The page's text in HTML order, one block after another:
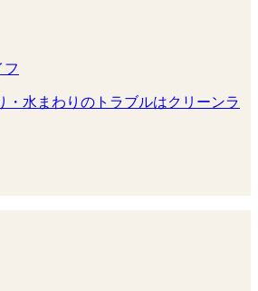
フ
・水まわりのトラブルはクリーンラ